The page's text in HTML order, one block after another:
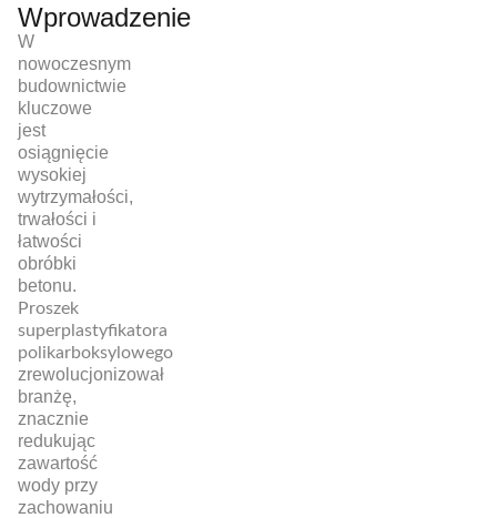
Wprowadzenie
W
nowoczesnym
budownictwie
kluczowe
jest
osiągnięcie
wysokiej
wytrzymałości,
trwałości i
łatwości
obróbki
betonu.
Proszek
superplastyfikatora
polikarboksylowego
zrewolucjonizował
branżę,
znacznie
redukując
zawartość
wody przy
zachowaniu